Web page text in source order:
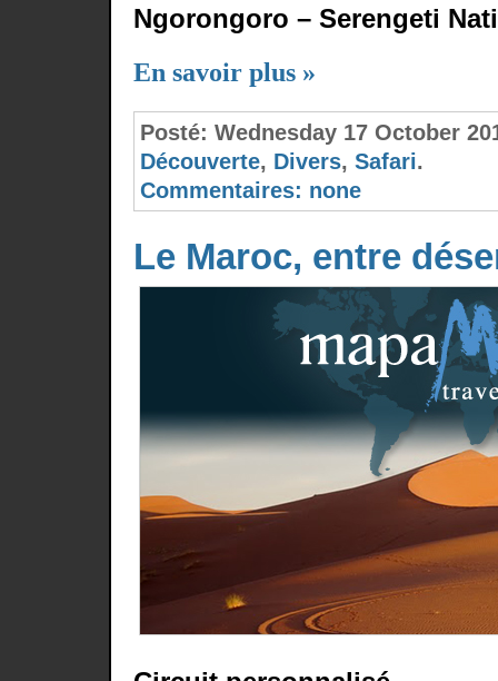
Ngorongoro – Serengeti
En savoir plus »
Posté: Wednesday 17 October
Découverte, Divers, Safari.
Commentaires: none
Le Maroc, entre